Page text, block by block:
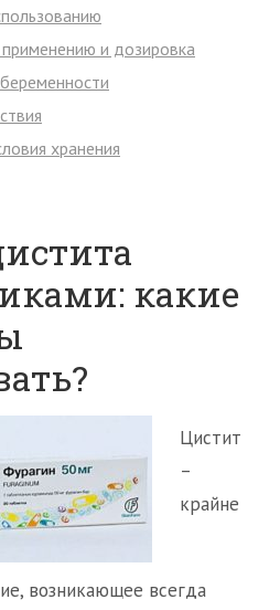
и дозировка
хранения
какие
Цистит
–
крайне
возникающее всегда